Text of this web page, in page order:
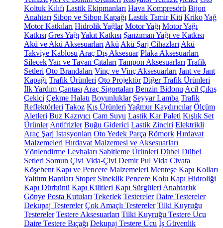
Koltuk Kılıfı Lastik Ekipmanları Hava Kompresörü Bijon
Anahtarı Sibop ve Sibop Kapağı Lastik Tamir Kiti KrikoYağ
Motor Katkıları Hidrolik Yağlar Motor Yağı Motor Yağı
Katkısı Gres Yağı Yakıt Katkısı Şanzıman Yağı ve Katkısı
Akü ve Akü Aksesuarları Akü Akü Şarj Cihazları Akü
Takviye Kablosu Araç Dış Aksesuar Plaka Aksesuarları
SilecekYan ve Tavan Çıtaları Tampon Aksesuarları Trafik
Setleri Oto Brandaları Vinç ve Vinç Aksesuarları Jant ve Jant
Kapağı Trafik Ürünleri Oto Projektör Diğer Trafik Ürünleri
İlk Yardım Çantası Araç Sigortaları Benzin Bidonu Acil Çıkış
Çekici Çekme Halatı Boyunluklar Seyyar Lamba Trafik
Reflektörleri Takoz Kış Ürünleri Yağmur Kaydırıcılar Ölçüm
Aletleri Buz Kazıyıcı Cam Suyu Lastik Kar Paleti Kışlık Set
Ürünler Antifrizler Buğu Giderici Lastik Zinciri Elektrikli
Araç Şarj İstasyonları Oto Yedek Parça Römork Hırdavat
Malzemeleri Hırdavat Malzemesi ve Aksesuarları
Yönlendirme Levhaları Sabitleme Ürünleri Dübel Dübel
Setleri Somun Çivi Vida-Çivi Demir Pul Vida Civata
Köşebent Kapı ve Pencere Malzemeleri Menteşe Kapı Kolları
Yalıtım Bantları Stoper Sineklik Pencere Kolu Kapı Hidroliği
Kapı Dürbünü Kapı Kilitleri Kapı Sürgüleri Anahtarlık
Gönye Posta Kutuları Tekerlek Testereler Daire Testereler
Dekupaj Testereler Çok Amaçlı Testereler Tilki Kuyruğu
Testereler Testere Aksesuarları Tilki Kuyruğu Testere Ucu
Daire Testere Bıçağı Dekupaj Testere Ucu İş Güvenlik